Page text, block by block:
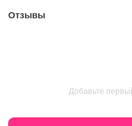
Отзывы
Добавьте